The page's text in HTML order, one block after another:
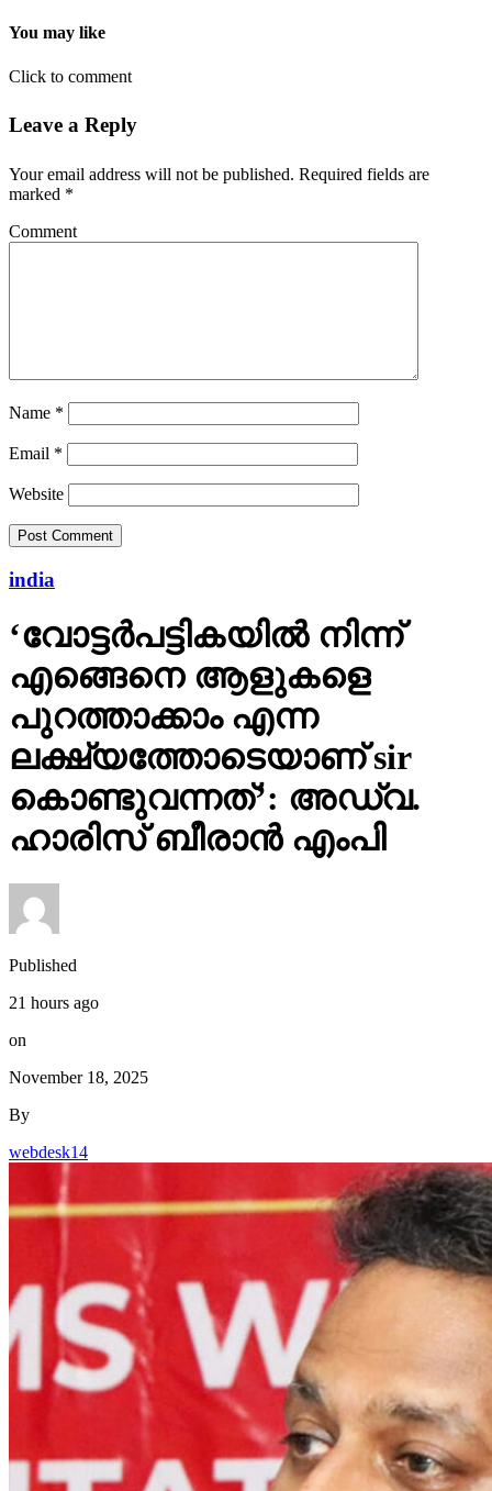
You may like
Click to comment
Leave a Reply
Your email address will not be published. Required fields are
marked *
Comment
Name *
Email *
Website
india
‘വോട്ടര്‍പട്ടികയില്‍ നിന്ന്
എങ്ങെനെ ആളുകളെ
പുറത്താക്കാം എന്ന
ലക്ഷ്യത്തോടെയാണ് sir
കൊണ്ടുവന്നത്’: അഡ്വ.
ഹാരിസ് ബീരാൻ എംപി
Published
21 hours ago
on
November 18, 2025
By
webdesk14